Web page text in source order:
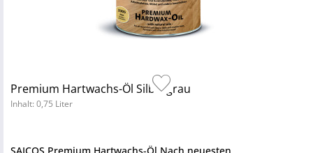
Premium Hartwachs-Öl Silbergrau
Inhalt: 0,75 Liter